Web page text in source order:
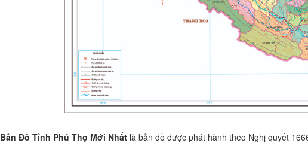
Bản Đồ Tỉnh Phú Thọ Mới Nhấtlà bản đồ được phát hành theo Nghị quyết